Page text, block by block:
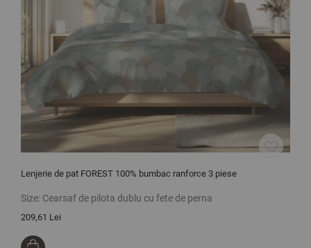
Lenjerie de pat FOREST 100% bumbac ranforce 3 piese
Size: Cearsaf de pilota dublu cu fete de perna
209,61 Lei